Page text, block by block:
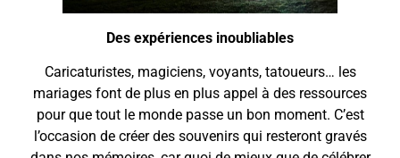
Des expériences inoubliables
Caricaturistes, magiciens, voyants, tatoueurs… les
mariages font de plus en plus appel à des ressources
pour que tout le monde passe un bon moment. C’est
l’occasion de créer des souvenirs qui resteront gravés